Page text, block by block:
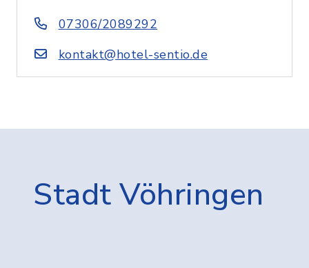
07306/2089292
kontakt@hotel-sentio.de
Stadt Vöhringen